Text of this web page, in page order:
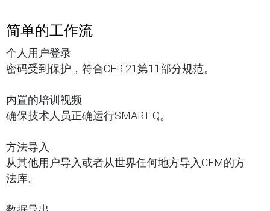
简单的工作流
个人用户登录
密码受到保护，符合CFR 21第11部分规范。
内置的培训视频
确保技术人员正确运行SMART Q。
方法导入
从其他用户导入或者从世界任何地方导入CEM的方
法库。